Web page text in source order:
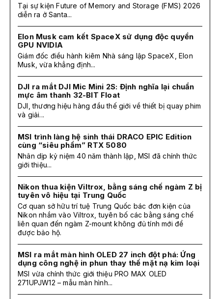
Tại sự kiện Future of Memory and Storage (FMS) 2026
diễn ra ở Santa...
Elon Musk cam kết SpaceX sử dụng độc quyền
GPU NVIDIA
Giám đốc điều hành kiêm Nhà sáng lập SpaceX, Elon
Musk, vừa khẳng định...
DJI ra mắt DJI Mic Mini 2S: Định nghĩa lại chuẩn
mực âm thanh 32-BIT Float
DJI, thương hiệu hàng đầu thế giới về thiết bị quay phim
và giải...
MSI trình làng hệ sinh thái DRACO EPIC Edition
cùng “siêu phẩm” RTX 5080
Nhân dịp kỷ niệm 40 năm thành lập, MSI đã chính thức
giới thiệu...
Nikon thua kiện Viltrox, bằng sáng chế ngàm Z bị
tuyên vô hiệu tại Trung Quốc
Cơ quan sở hữu trí tuệ Trung Quốc bác đơn kiện của
Nikon nhắm vào Viltrox, tuyên bố các bằng sáng chế
liên quan đến ngàm Z-mount không đủ tính mới để
được bảo hộ.
MSI ra mắt màn hình OLED 27 inch đột phá: Ứng
dụng công nghệ in phun thay thế mặt nạ kim loại
MSI vừa chính thức giới thiệu PRO MAX OLED
271UPJW12 – mẫu màn hình...